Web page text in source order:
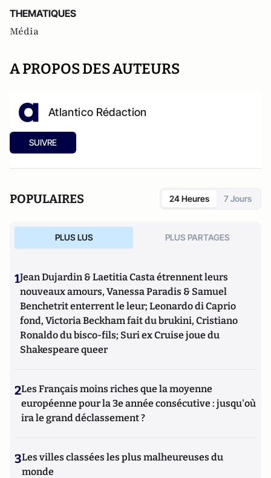
THEMATIQUES
Média
A PROPOS DES AUTEURS
Atlantico Rédaction
SUIVRE
POPULAIRES 24 Heures 7 Jours
PLUS LUS PLUS PARTAGES
1Jean Dujardin & Laetitia Casta étrennent leurs
nouveaux amours, Vanessa Paradis & Samuel
Benchetrit enterrent le leur; Leonardo di Caprio
fond, Victoria Beckham fait du brukini, Cristiano
Ronaldo du bisco-fils; Suri ex Cruise joue du
Shakespeare queer
2Les Français moins riches que la moyenne
européenne pour la 3e année consécutive : jusqu'où
ira le grand déclassement ?
3Les villes classées les plus malheureuses du
monde